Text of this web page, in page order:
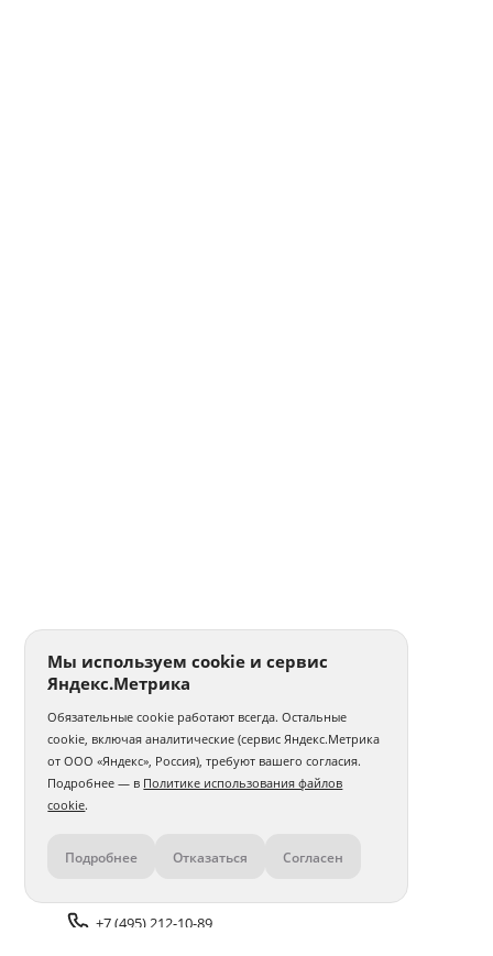
Контакты
+7 (495) 212-10-89
Мы используем cookie и сервис
Яндекс.Метрика
Обязательные cookie работают всегда. Остальные
cookie, включая аналитические (сервис Яндекс.Метрика
от ООО «Яндекс», Россия), требуют вашего согласия.
Подробнее — в Политике использования файлов
cookie.
Подробнее Отказаться Согласен